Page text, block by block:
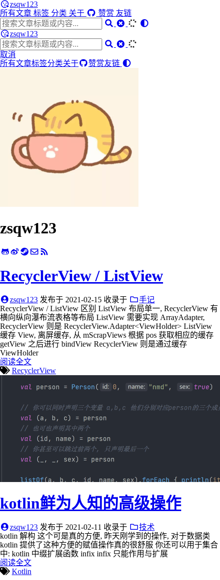
zsqw123
所有文章 标签 分类 关于 赞赏 友链
zsqw123
取消
所有文章标签分类关于 赞赏友链
zsqw123
RecyclerView / ListView
zsqw123 发布于 2021-02-15 收录于
手记
RecyclerView / ListView 区别 ListView 布局单一, RecyclerView 有
横向纵向瀑布流表格等布局 ListView 需要实现 ArrayAdapter,
RecyclerView 则是 RecyclerView.Adapter<ViewHolder> ListView
缓存 View, 离屏缓存, 从 mScrapViews 根据 pos 获取相应的缓存
getView 之后进行 bindView RecyclerView 则是通过缓存
ViewHolder
阅读全文
RecyclerView
kotlin鲜为人知的高级操作
zsqw123 发布于 2021-02-11 收录于
技术
kotlin 解构 这个可是真的方便, 昨天刚学到的操作, 对于数据类
kotlin 提供了这种方便的赋值操作真的很舒服 你还可以用于集合
中: kotlin 中缀扩展函数 infix infix 只能作用与扩展
阅读全文
Kotlin